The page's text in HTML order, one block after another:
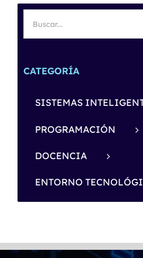
Buscar:
CATEGORÍA
SISTEMAS
PROGRAMACIÓN
DOCENCIA
ENTORNO